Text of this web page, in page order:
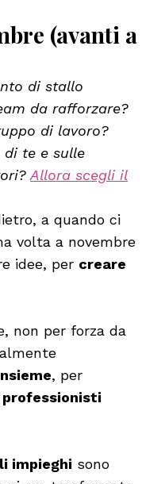
(avanti a
di stallo
da rafforzare?
di lavoro?
di te e sulle
Allora scegli il
a quando ci
volta a novembre
idee, per creare
non per forza da
, per
professionisti
impieghi sono